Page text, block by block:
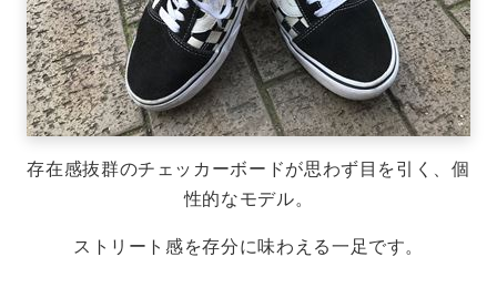
存在感抜群のチェッカーボードが思わず目を引く、個
性的なモデル。
ストリート感を存分に味わえる一足です。